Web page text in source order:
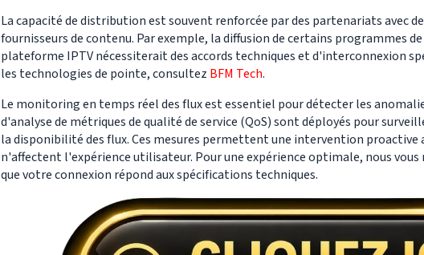
La capacité de distribution est souvent renforcée par des partenariats avec
fournisseurs de contenu. Par exemple, la diffusion de certains programmes
plateforme IPTV nécessiterait des accords techniques et d'interconnexion
les technologies de pointe, consultez BFM Tech.
Le monitoring en temps réel des flux est essentiel pour détecter les
d'analyse de métriques de qualité de service (QoS) sont déployés pour
la disponibilité des flux. Ces mesures permettent une intervention proactive
n'affectent l'expérience utilisateur. Pour une expérience optimale, nous vous
que votre connexion répond aux spécifications techniques.